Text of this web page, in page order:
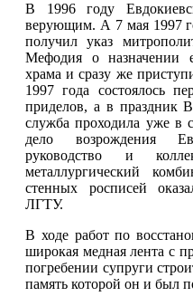
В 1996 году
верующим. А 7 мая 1997
получил указ
Мефодия о назначении
храма и сразу же
1997 года состоялось
приделов, а в праздник
служба проходила уже в
дело возрождения
руководство и
металлургический
стенных росписей
ЛГТУ.
В ходе работ по
широкая медная лента с
погребении супруги
память которой он и был